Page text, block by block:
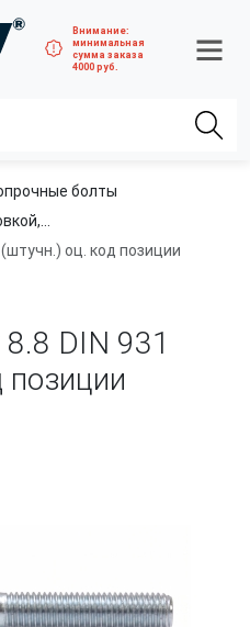
Внимание:
минимальная
сумма заказа
4000 руб.
болты
8.8
DIN 931
позиции